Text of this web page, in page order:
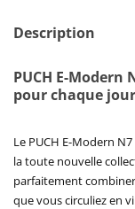
Description
PUCH E-
pour chaque jour
Le PUCH E-Modern
la toute nouvelle
parfaitement
que vous circuliez en